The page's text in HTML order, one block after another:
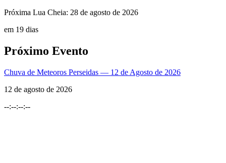
Próxima Lua Cheia: 28 de agosto de 2026
em 19 dias
Próximo Evento
Chuva de Meteoros Perseidas — 12 de Agosto de 2026
12 de agosto de 2026
--:--:--:--